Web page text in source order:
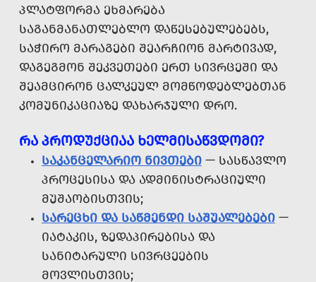
ᲞᲚᲐᲢᲤᲝᲠᲛᲐ ᲔᲮᲛᲐᲠᲔᲑᲐ
ᲡᲐᲒᲐᲜᲛᲐᲜᲐᲗᲚᲔᲑᲚᲝ ᲓᲐᲬᲔᲡᲔᲑᲣᲚᲔᲑᲔᲑᲡ,
ᲡᲐᲭᲘᲠᲝ ᲛᲐᲠᲐᲒᲔᲑᲘ ᲨᲔᲐᲠᲩᲘᲝᲜ ᲛᲐᲠᲢᲘᲕᲐᲓ,
ᲓᲐᲒᲔᲒᲛᲝᲜ ᲨᲔᲙᲕᲔᲗᲔᲑᲘ ᲔᲠᲗ ᲡᲘᲕᲠᲪᲔᲨᲘ ᲓᲐ
ᲨᲔᲐᲛᲪᲘᲠᲝᲜ ᲪᲐᲚᲙᲔᲣᲚ ᲛᲝᲛᲬᲝᲓᲔᲑᲚᲔᲑᲗᲐᲜ
ᲙᲝᲛᲣᲜᲘᲙᲐᲪᲘᲐᲖᲔ ᲓᲐᲮᲐᲠᲯᲣᲚᲘ ᲓᲠᲝ.
ᲠᲐ ᲞᲠᲝᲓᲣᲥᲪᲘᲐᲐ ᲮᲔᲚᲛᲘᲡᲐᲬᲕᲓᲝᲛᲘ?
ᲡᲐᲙᲐᲜᲪᲔᲚᲐᲠᲘᲝ ᲜᲘᲕᲗᲔᲑᲘ — ᲡᲐᲡᲬᲐᲕᲚᲝ
ᲞᲠᲝᲪᲔᲡᲘᲡᲐ ᲓᲐ ᲐᲓᲛᲘᲜᲘᲡᲢᲠᲐᲪᲘᲣᲚᲘ
ᲛᲣᲨᲐᲝᲑᲘᲡᲗᲕᲘᲡ;
ᲡᲐᲠᲔᲪᲮᲘ ᲓᲐ ᲡᲐᲬᲛᲔᲜᲓᲘ ᲡᲐᲨᲣᲐᲚᲔᲑᲔᲑᲘ —
ᲘᲐᲢᲐᲙᲘᲡ, ᲖᲔᲓᲐᲞᲘᲠᲔᲑᲘᲡᲐ ᲓᲐ
ᲡᲐᲜᲘᲢᲐᲠᲣᲚᲘ ᲡᲘᲕᲠᲪᲔᲔᲑᲘᲡ
ᲛᲝᲕᲚᲘᲡᲗᲕᲘᲡ;